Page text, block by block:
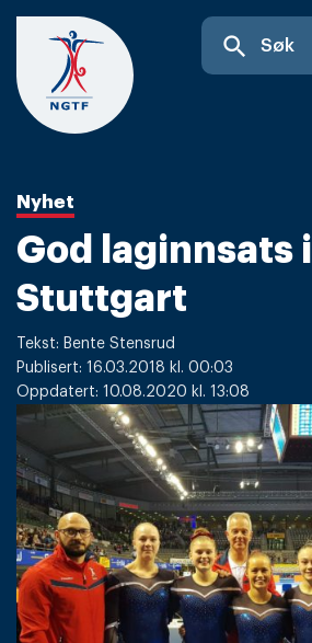
Skip
content
search Søk
Nyhet
God laginnsats i
Stuttgart
Tekst: Bente Stensrud
Publisert: 16.03.2018 kl. 00:03
Oppdatert: 10.08.2020 kl. 13:08